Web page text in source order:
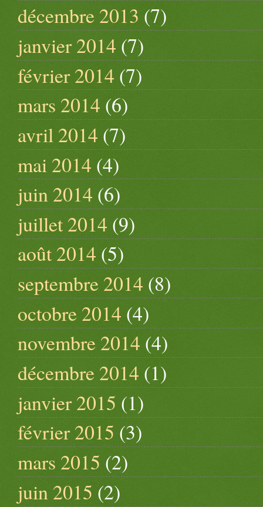
décembre 2013 (7)
janvier 2014 (7)
février 2014 (7)
mars 2014 (6)
avril 2014 (7)
mai 2014 (4)
juin 2014 (6)
juillet 2014 (9)
août 2014 (5)
septembre 2014 (8)
octobre 2014 (4)
novembre 2014 (4)
décembre 2014 (1)
janvier 2015 (1)
février 2015 (3)
mars 2015 (2)
juin 2015 (2)